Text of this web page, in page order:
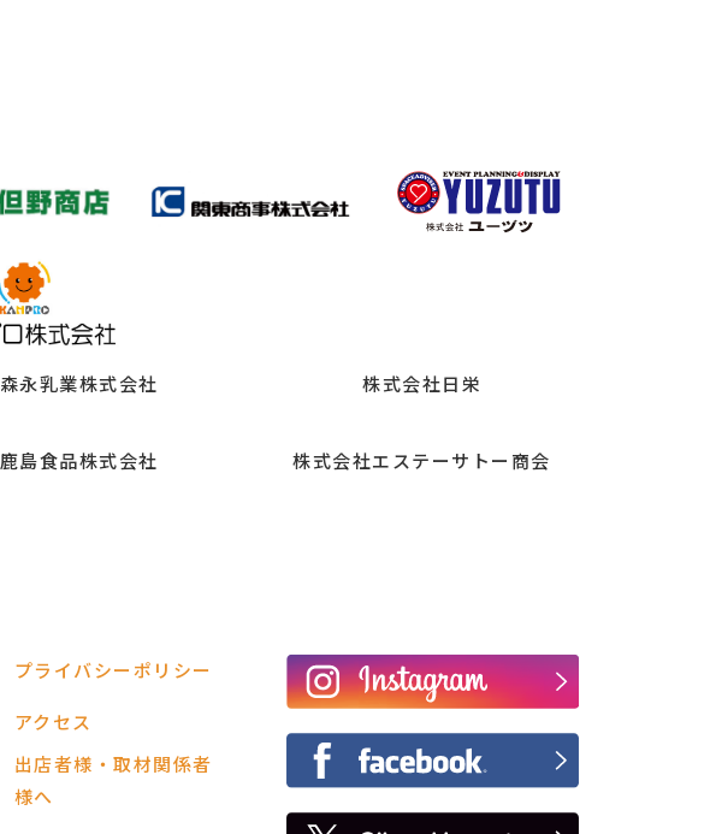
森永乳業株式会社 株式会社日栄
鹿島食品株式会社
株式会社エステーサトー商会
プライバシーポリシー
アクセス
出店者様・取材関係者
様へ